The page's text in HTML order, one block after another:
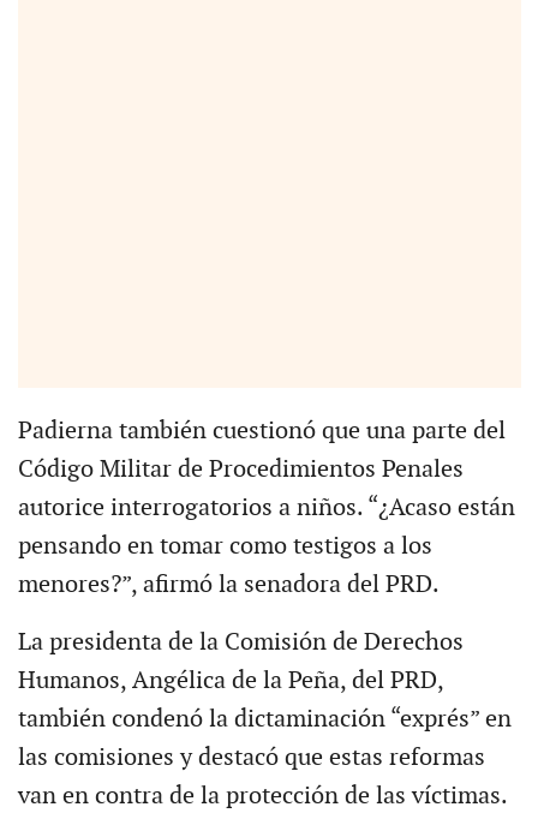
Padierna también cuestionó que una parte del
Código Militar de Procedimientos Penales
autorice interrogatorios a niños. “¿Acaso están
pensando en tomar como testigos a los
menores?”, afirmó la senadora del PRD.
La presidenta de la Comisión de Derechos
Humanos, Angélica de la Peña, del PRD,
también condenó la dictaminación “exprés” en
las comisiones y destacó que estas reformas
van en contra de la protección de las víctimas.